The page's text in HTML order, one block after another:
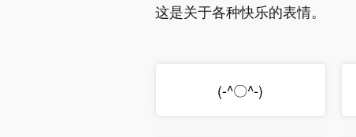
这是关于各种快乐的表情。
(-^〇^-)